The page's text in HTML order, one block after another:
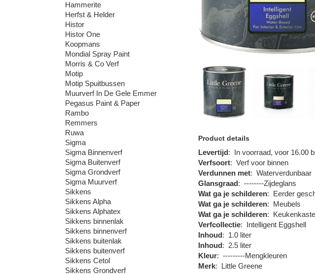
Hammerite
Herfst & Helder
Histor
Histor One
Koopmans
Mondial Spray Paint
Morris & Co Verf
Motip
Motip Spuitbussen
Muurverf In De Gele Emmer
Pegasus Paint & Paper
Rambo
Remmers
Ruwa
Sigma
Sigma Binnenverf
Sigma Buitenverf
Sigma Grondverf
Sigma Muurverf
Sikkens
Sikkens Alpha
Sikkens Alphatex
Sikkens binnenlak
Sikkens binnenverf
Sikkens buitenlak
Sikkens buitenverf
Sikkens Cetol
Sikkens Grondverf
Product details
Levertijd: In voorraad, voor 16.00
Verfsoort: Verf voor binnen
Verdunnen met: Waterverdunbaar
Glansgraad: --------Zijdeglans
Wat ga je schilderen: Eerder
Wat ga je schilderen: Meubels
Wat ga je schilderen:
Verfcollectie: Intelligent Eggshell
Inhoud: 1.0 liter
Inhoud: 2.5 liter
Kleur: ---------Mengkleuren
Merk: Little Greene